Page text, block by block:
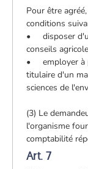
Pour être
conditions
• disposer
conseils
• employer à
titulaire d'un
sciences de
(3) Le
l'organisme
comptabilité
Art. 7